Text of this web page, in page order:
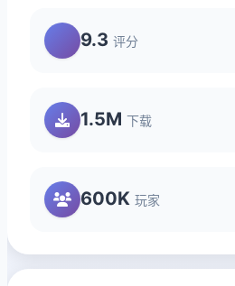
9.3 评分
1.5M 下载
600K 玩家